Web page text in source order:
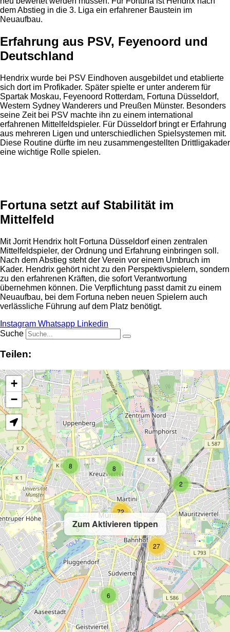
dem Abstieg in die 3. Liga ein erfahrener Baustein im
Neuaufbau.
Erfahrung aus PSV, Feyenoord und
Deutschland
Hendrix wurde bei PSV Eindhoven ausgebildet und etablierte
sich dort im Profikader. Später spielte er unter anderem für
Spartak Moskau, Feyenoord Rotterdam, Fortuna Düsseldorf,
Western Sydney Wanderers und Preußen Münster. Besonders
seine Zeit bei PSV machte ihn zu einem international
erfahrenen Mittelfeldspieler. Für Düsseldorf bringt er Erfahrung
aus mehreren Ligen und unterschiedlichen Spielsystemen mit.
Diese Routine dürfte im neu zusammengestellten Drittligakader
eine wichtige Rolle spielen.
Fortuna setzt auf Stabilität im
Mittelfeld
Mit Jorrit Hendrix holt Fortuna Düsseldorf einen zentralen
Mittelfeldspieler, der Ordnung und Erfahrung einbringen soll.
Nach dem Abstieg steht der Verein vor einem Umbruch im
Kader. Hendrix gehört nicht zu den Perspektivspielern, sondern
zu den erfahrenen Kräften, die sofort Verantwortung
übernehmen können. Die Verpflichtung passt damit zu einem
Neuaufbau, bei dem Fortuna neben neuen Spielern auch
verlässliche Führung auf dem Platz benötigt.
Instagram Whatsapp Linkedin
Suche
Teilen:
Zum Aktivieren tippen
2
8
6
8
27
5
72
+
−